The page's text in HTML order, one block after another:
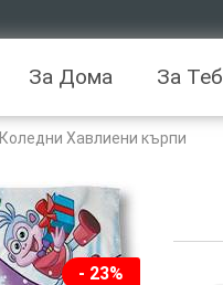
За Дома За Теб
Коледни Хавлиени кърпи
- 23%